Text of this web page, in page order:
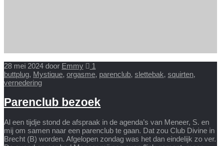
28 mei 2024 door Emmy
1
buttplug, Mystique, orgasme, parenclub, slettebak, squirten,
vernedering
Parenclub bezoek
Al een tijdje stond de afspraak in de agenda’s van Meneer, S. en
mij om samen naar een parenclub te gaan. Dat zou Club Divine in
Brecht (B) worden. Afgelopen zondag was het dan eindelijk zo ver.